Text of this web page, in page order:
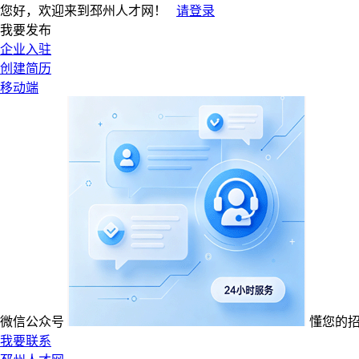
您好，欢迎来到邳州人才网！
请登录
我要发布
企业入驻
创建简历
移动端
微信公众号
懂您的
我要联系